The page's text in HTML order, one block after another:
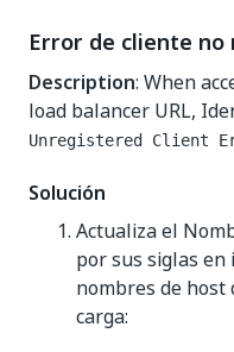
Error de cliente
Description: When
load balancer URL,
Unregistered Client
Solución
Actualiza el
por sus siglas
nombres de host
carga: